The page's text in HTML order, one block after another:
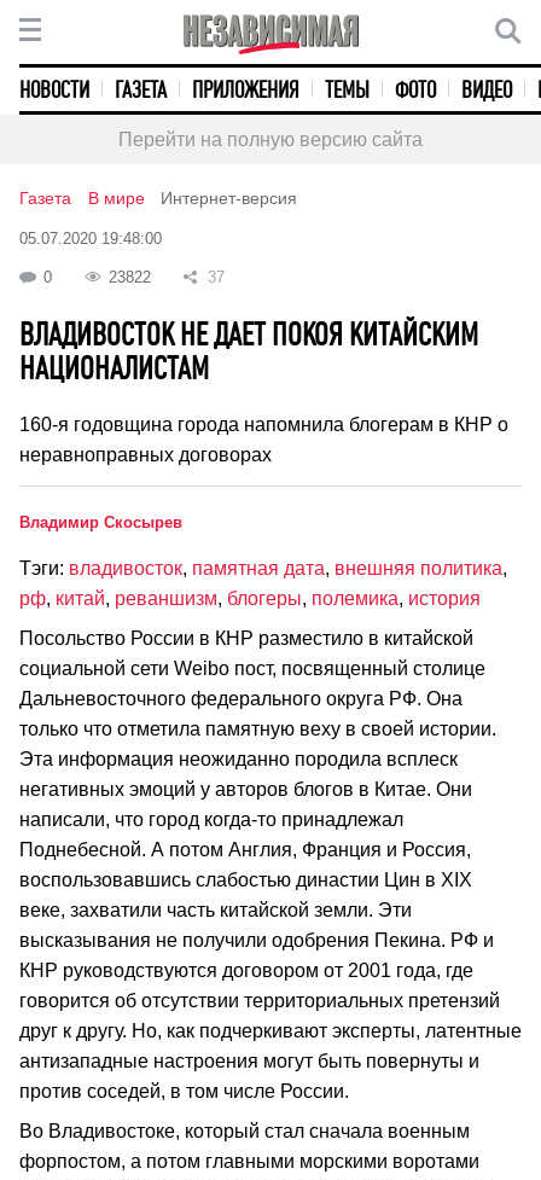
НОВОСТИ ГАЗЕТА ПРИЛОЖЕНИЯ ТЕМЫ ФОТО ВИДЕО
Перейти на полную версию сайта
Газета В мире Интернет-версия
05.07.2020 19:48:00
0 23822 37
ВЛАДИВОСТОК НЕ ДАЕТ ПОКОЯ КИТАЙСКИМ
НАЦИОНАЛИСТАМ
160-я годовщина города напомнила блогерам в КНР о
неравноправных договорах
Владимир Скосырев
Тэги: владивосток, памятная дата, внешняя политика,
рф, китай, реваншизм, блогеры, полемика, история
Посольство России в КНР разместило в китайской
социальной сети Weibo пост, посвященный столице
Дальневосточного федерального округа РФ. Она
только что отметила памятную веху в своей истории.
Эта информация неожиданно породила всплеск
негативных эмоций у авторов блогов в Китае. Они
написали, что город когда-то принадлежал
Поднебесной. А потом Англия, Франция и Россия,
воспользовавшись слабостью династии Цин в XIX
веке, захватили часть китайской земли. Эти
высказывания не получили одобрения Пекина. РФ и
КНР руководствуются договором от 2001 года, где
говорится об отсутствии территориальных претензий
друг к другу. Но, как подчеркивают эксперты, латентные
антизападные настроения могут быть повернуты и
против соседей, в том числе России.
Во Владивостоке, который стал сначала военным
форпостом, а потом главными морскими воротами